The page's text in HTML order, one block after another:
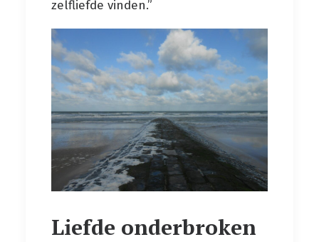
zelfliefde vinden.”
Liefde onderbroken